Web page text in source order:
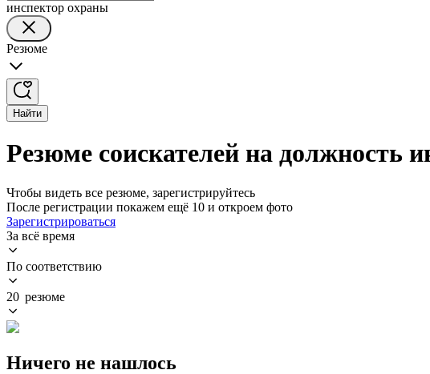
инспектор охраны
Резюме
Найти
Резюме соискателей на должность
Чтобы видеть все резюме, зарегистрируйтесь
После регистрации покажем ещё 10 и откроем фото
Зарегистрироваться
За всё время
По соответствию
20 резюме
Ничего не нашлось